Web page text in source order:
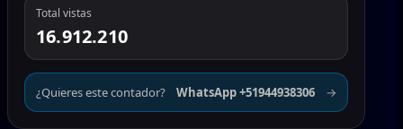
Total vistas
16.912.210
¿Quieres este contador? WhatsApp +51944938306 →